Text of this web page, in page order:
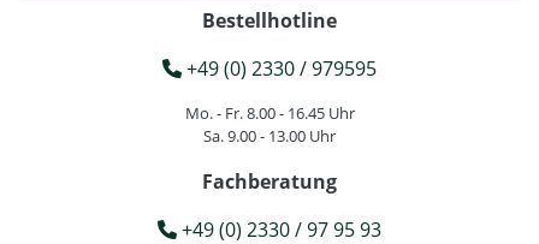
Bestellhotline
+49 (0) 2330 / 979595
Mo. - Fr. 8.00 - 16.45 Uhr
Sa. 9.00 - 13.00 Uhr
Fachberatung
+49 (0) 2330 / 97 95 93